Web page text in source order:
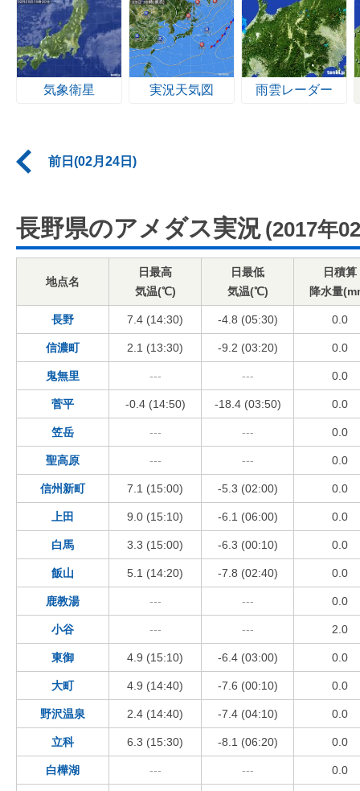
気象衛星 実況天気図 雨雲レーダー
前日(02月24日)
長野県のアメダス実況 (2017年
地点名
日最高
気温(℃)
日最低
気温(℃)
日積算
降水量
長野 7.4 (14:30) -4.8 (05:30) 0.0
信濃町 2.1 (13:30) -9.2 (03:20) 0.0
鬼無里 --- --- 0.0
菅平 -0.4 (14:50) -18.4 (03:50) 0.0
笠岳 --- --- 0.0
聖高原 --- --- 0.0
信州新町 7.1 (15:00) -5.3 (02:00) 0.0
上田 9.0 (15:10) -6.1 (06:00) 0.0
白馬 3.3 (15:00) -6.3 (00:10) 0.0
飯山 5.1 (14:20) -7.8 (02:40) 0.0
鹿教湯 --- --- 0.0
小谷 --- --- 2.0
東御 4.9 (15:10) -6.4 (03:00) 0.0
大町 4.9 (14:40) -7.6 (00:10) 0.0
野沢温泉 2.4 (14:40) -7.4 (04:10) 0.0
立科 6.3 (15:30) -8.1 (06:20) 0.0
白樺湖 --- --- 0.0